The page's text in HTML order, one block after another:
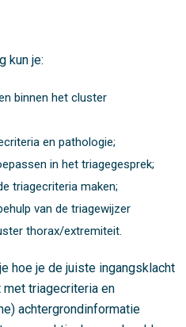
kun je:
binnen het cluster
en pathologie;
in het triagegesprek;
triagecriteria maken;
van de triagewijzer
thorax/extremiteit.
hoe je de juiste ingangsklacht
triagecriteria en
achtergrondinformatie